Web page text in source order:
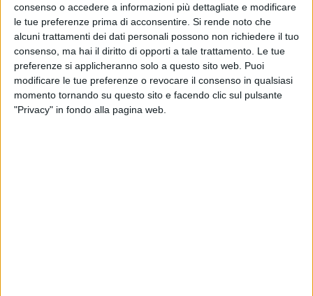
consenso o accedere a informazioni più dettagliate e modificare
le tue preferenze prima di acconsentire. Si rende noto che
alcuni trattamenti dei dati personali possono non richiedere il tuo
consenso, ma hai il diritto di opporti a tale trattamento. Le tue
preferenze si applicheranno solo a questo sito web. Puoi
modificare le tue preferenze o revocare il consenso in qualsiasi
momento tornando su questo sito e facendo clic sul pulsante
"Privacy" in fondo alla pagina web.
San Marino Executive Aviation
pronta all’acquisto di un altro
aereo cargo
ITALIA 20 MAGGIO 2020